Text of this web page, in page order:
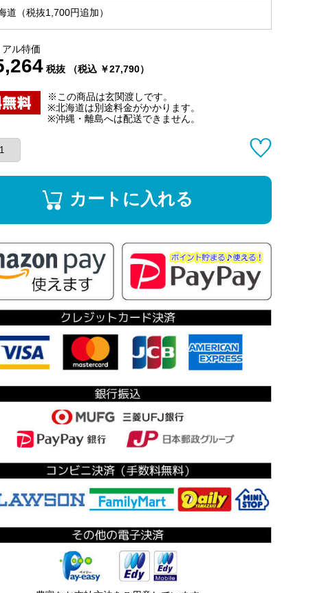
道（税抜1,700円追加）
ル特価
税抜 （税込 ￥27,790）
※この商品は玄関渡しです。
※北海道は別途料金がかかります。
※沖縄・離島へは配送できません。
カートに入れる